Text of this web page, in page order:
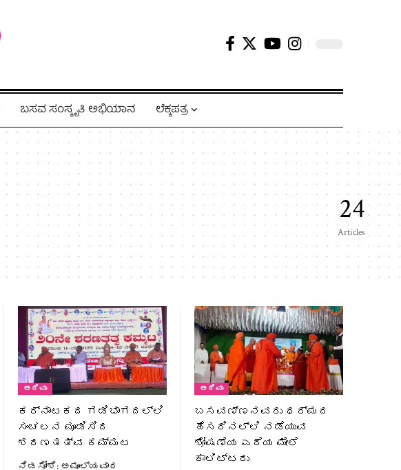
ಬಸವ ಸಂಸ್ಕೃತಿ ಅಭಿಯಾನ ಲೆಕ್ಕಪತ್ರ
24
Articles
ಅರಿವು
ಕರ್ನಾಟಕದ ಗಡಿಭಾಗದಲ್ಲಿ
ಸಂಚಲನ ಮೂಡಿಸಿದ
ಶರಣತತ್ವ ಕಮ್ಮಟ
ನಿಡಸೋಶಿ: ಅಮೂಲ್ಯವಾದ
ಅರಿವು
ಬಸವಣ್ಣನವರು ಧರ್ಮದ
ಹೆಸರಿನಲ್ಲಿ ನಡೆಯುವ
ಶೋಷಣೆಯ ಎದೆಯ ಮೇಲೆ
ಕಾಲಿಟ್ಟರು